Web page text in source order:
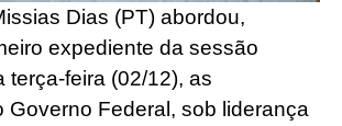
Dias (PT) abordou,
expediente da sessão
terça-feira (02/12), as
Governo Federal, sob liderança